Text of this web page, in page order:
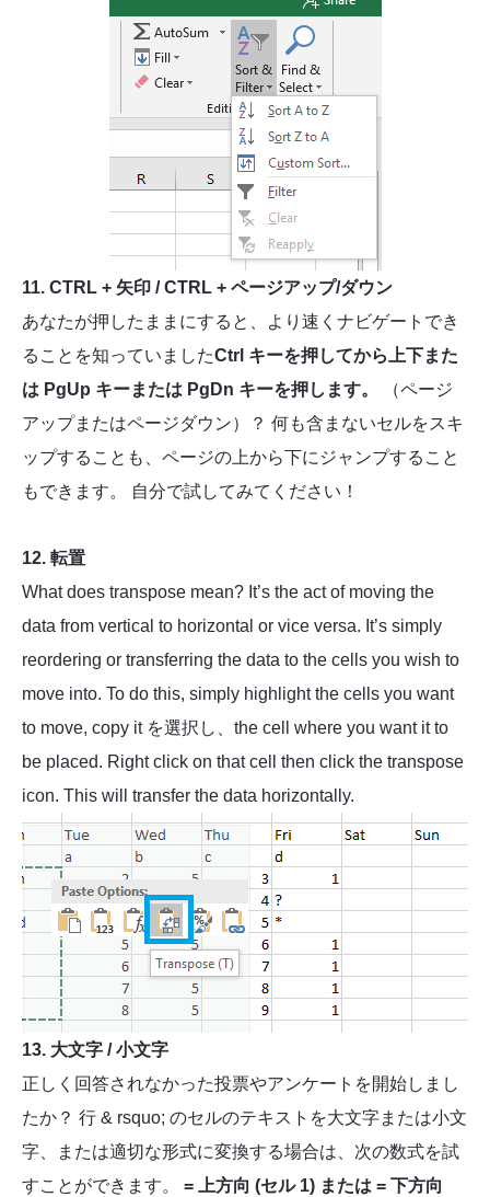
11. CTRL + 矢印 / CTRL + ページアップ/ダウン
あなたが押したままにすると、より速くナビゲートでき
ることを知っていましたCtrl キーを押してから上下また
は PgUp キーまたは PgDn キーを押します。
（ページ
アップまたはページダウン）？ 何も含まないセルをスキ
ップすることも、ページの上から下にジャンプすること
もできます。 自分で試してみてください！
12. 転置
What does transpose mean? It’s the act of moving the
data from vertical to horizontal or vice versa. It’s simply
reordering or transferring the data to the cells you wish to
move into. To do this, simply highlight the cells you want
to move, copy it を選択し、the cell where you want it to
be placed. Right click on that cell then click the transpose
icon. This will transfer the data horizontally.
13. 大文字 / 小文字
正しく回答されなかった投票やアンケートを開始しまし
たか？ 行 & rsquo; のセルのテキストを大文字または小文
字、または適切な形式に変換する場合は、次の数式を試
すことができます。
= 上方向 (セル 1) または = 下方向